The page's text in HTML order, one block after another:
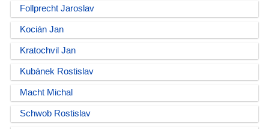
Follprecht Jaroslav
Kocián Jan
Kratochvil Jan
Kubánek Rostislav
Macht Michal
Schwob Rostislav